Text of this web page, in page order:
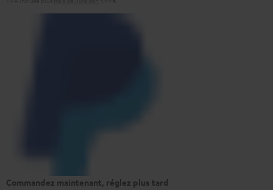
Commandez maintenant, réglez plus tard